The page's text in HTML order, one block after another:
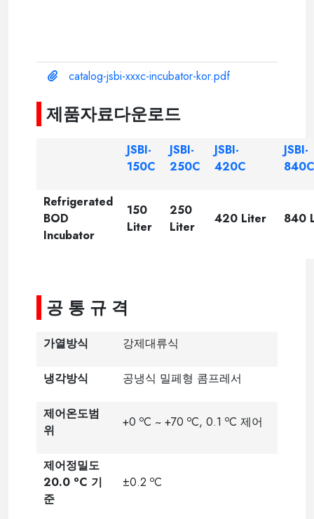
catalog-jsbi-xxxc-incubator-kor.pdf
제품자료다운로드
JSBI-
150C
JSBI-
250C
JSBI-
420C
JSBI-
840C
Refrigerated
BOD
Incubator
150
Liter
250
Liter
420 Liter 840
공 통 규 격
가열방식 강제대류식
냉각방식 공냉식 밀페형 콤프레서
제어온도범
위
+0 oC ~ +70 oC, 0.1 oC 제어
제어정밀도
20.0 oC 기
준
±0.2 oC